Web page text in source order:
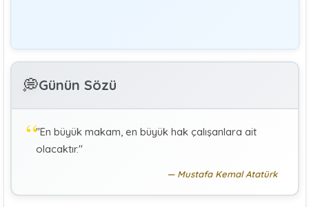
G
Özel Sağlık Hizmeti Sunucularında Görev Yapan
K KÜBRA KOÇ
Uluslararası Sosyal Politika Bağlamında İkili Sosyal
💭Günün Sözü
"En büyük makam, en büyük hak çalışanlara ait
olacaktır."
Mustafa Kemal Atatürk